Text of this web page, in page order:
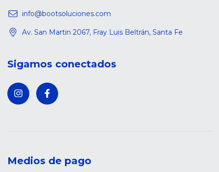
info@bootsoluciones.com
Av. San Martin 2067, Fray Luis Beltrán, Santa Fe
Sigamos conectados
Medios de pago